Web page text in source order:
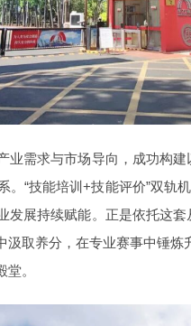
业需求与市场导向，成功构
。“技能培训+技能评价”双轨
发展持续赋能。正是依托这
取养分，在专业赛事中锤炼
。